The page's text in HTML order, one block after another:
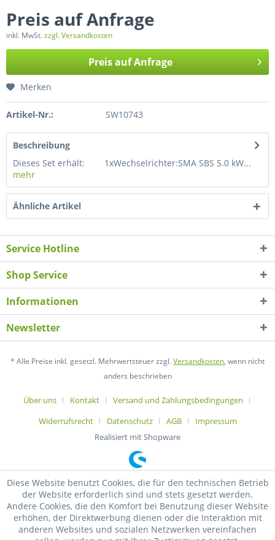
Preis auf Anfrage
inkl. MwSt.zzgl. Versandkosten
Preis auf Anfrage
Merken
Artikel-Nr.: SW10743
Beschreibung
Dieses Set erhält: 1xWechselrichter:SMA SBS 5.0 kW...
mehr
Ähnliche Artikel
Service Hotline
Shop Service
Informationen
Newsletter
* Alle Preise inkl. gesetzl. Mehrwertsteuer zzgl.Versandkosten, wenn nicht
anders beschrieben
Über uns Kontakt
Versand und Zahlungsbedingungen
Widerrufsrecht
Datenschutz AGB
Impressum
Realisiert mit Shopware
Diese Website benutzt Cookies, die für den technischen Betrieb
der Website erforderlich sind und stets gesetzt werden.
Andere Cookies, die den Komfort bei Benutzung dieser Website
erhöhen, der Direktwerbung dienen oder die Interaktion mit
anderen Websites und sozialen Netzwerken vereinfachen